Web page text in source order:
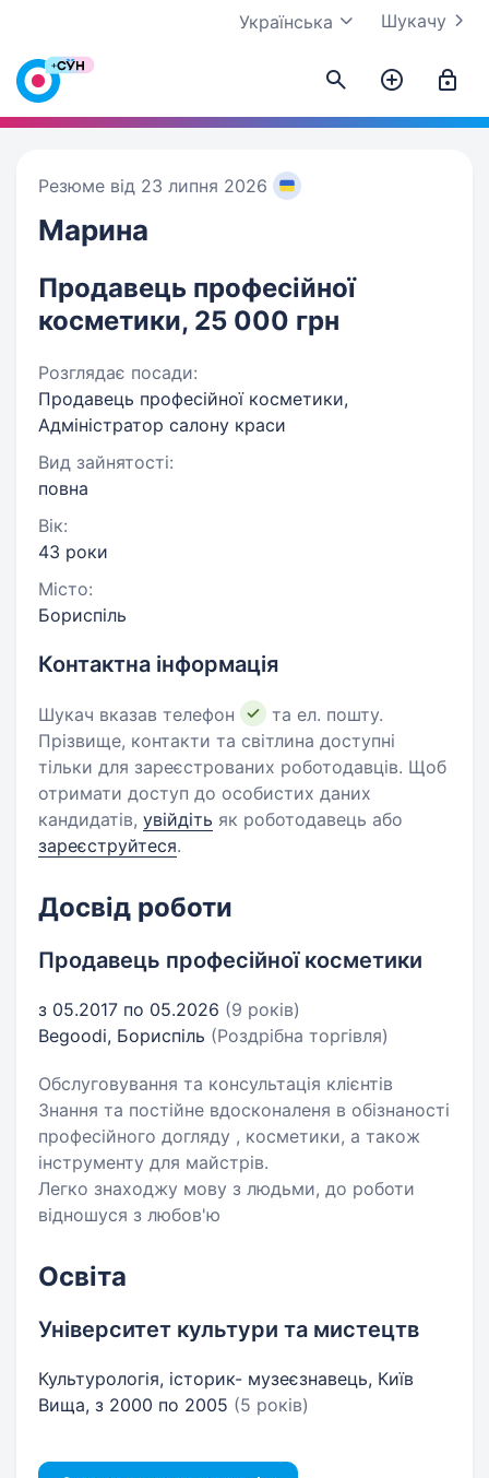
Шукачу
Українська
Резюме від 23 липня 2026
Марина
Продавець професійної
косметики, 25 000 грн
Розглядає посади:
Продавець професійної косметики,
Адміністратор салону краси
Вид зайнятості:
повна
Вік:
43 роки
Місто:
Бориспіль
Контактна інформація
Шукач вказав телефон
та ел. пошту.
Прізвище, контакти та світлина доступні
тільки для зареєстрованих роботодавців. Щоб
отримати доступ до особистих даних
кандидатів, увійдіть як роботодавець або
зареєструйтеся.
Досвід роботи
Продавець професійної косметики
з 05.2017 по 05.2026 (9 років)
Begoodi, Бориспіль (Роздрібна торгівля)
Обслуговування та консультація клієнтів
Знання та постійне вдосконаленя в обізнаності
професійного догляду , косметики, а також
інструменту для майстрів.
Легко знаходжу мову з людьми, до роботи
відношуся з любов'ю
Освіта
Університет культури та мистецтв
Культурологія, історик- музеєзнавець, Київ
Вища, з 2000 по 2005 (5 років)